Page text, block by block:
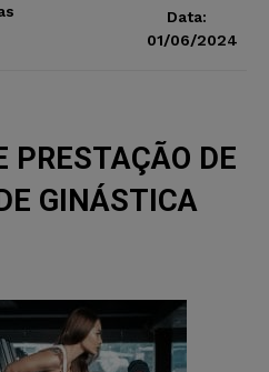
Data:
01/06/2024
PRESTAÇÃO DE
GINÁSTICA